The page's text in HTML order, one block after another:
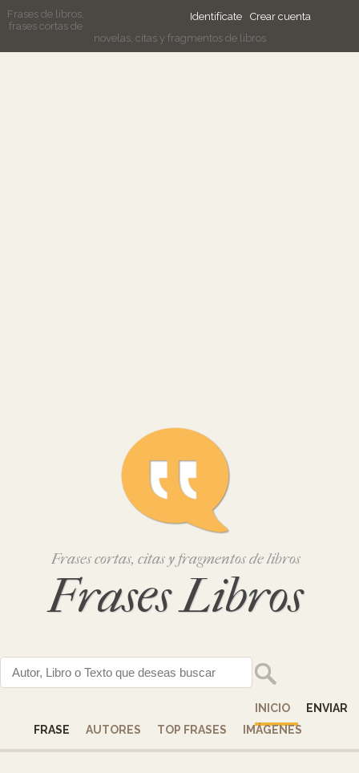
Identifícate Crear cuenta
Frases de libros,
frases cortas de
novelas, citas y fragmentos de libros
Frases cortas, citas y fragmentos de libros
Frases Libros
INICIO
ENVIAR
FRASE
AUTORES TOP FRASES IMÁGENES